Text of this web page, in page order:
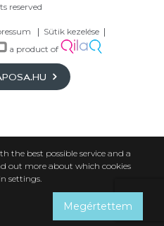
reserved
Sütik kezelése
a product of
the best possible service and a
out more about which cookies
settings.
Megértettem